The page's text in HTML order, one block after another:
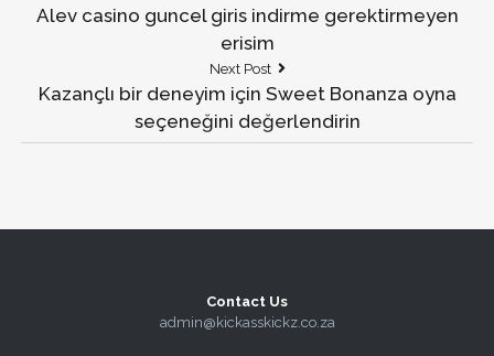
navigation
Post:
Alev casino guncel giris indirme gerektirmeyen
erisim
Next Post
Next
Post:
Kazançlı bir deneyim için Sweet Bonanza oyna
seçeneğini değerlendirin
Contact Us
admin@kickasskickz.co.za